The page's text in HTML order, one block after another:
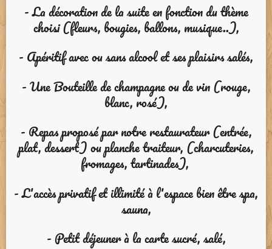
- La décoration de la suite en fonction du thème
choisi (fleurs, bougies, ballons, musique..),
- Apéritif avec ou sans alcool et ses plaisirs salés,
- Une Bouteille de champagne ou de vin (rouge,
blanc, rosé),
- Repas proposé par notre restaurateur (entrée,
plat, dessert) ou planche traiteur, (charcuteries,
fromages, tartinades),
- L'accès privatif et illimité à l'espace bien être spa,
sauna,
- Petit déjeuner à la carte sucré, salé,